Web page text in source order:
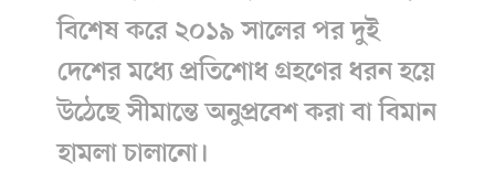
বিশেষ করে ২০১৯ সালের পর দুই
দেশের মধ্যে প্রতিশোধ গ্রহণের ধরন হয়ে
উঠেছে সীমান্তে অনুপ্রবেশ করা বা বিমান
হামলা চালানো।